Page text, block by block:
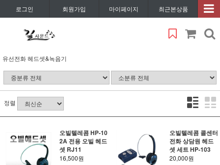
로그인 회원가입 마이페이지 최근본상품
유선전화 헤드셋&녹음기
정렬
오빌텔레콤 HP-10
2A 전용 오빌 헤드
셋 RJ11
16,500원
오빌텔레콤 콜센터
전화 상담원 헤드
셋 세트 HP-103
20,000원